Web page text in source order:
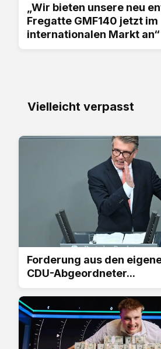
„Wir bieten unsere neu
Fregatte GMF140 jetzt im
internationalen Markt an“
Vielleicht verpasst
Forderung aus den
CDU-Abgeordneter...